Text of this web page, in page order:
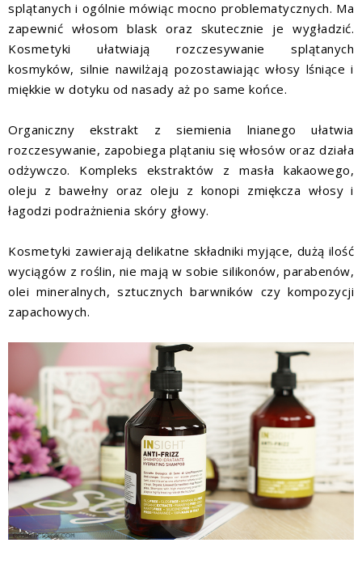
splątanych i ogólnie mówiąc mocno problematycznych. Ma
zapewnić włosom blask oraz skutecznie je wygładzić.
Kosmetyki ułatwiają rozczesywanie splątanych
kosmyków, silnie nawilżają pozostawiając włosy lśniące i
miękkie w dotyku od nasady aż po same końce.
Organiczny ekstrakt z siemienia lnianego ułatwia
rozczesywanie, zapobiega plątaniu się włosów oraz działa
odżywczo. Kompleks ekstraktów z masła kakaowego,
oleju z bawełny oraz oleju z konopi zmiękcza włosy i
łagodzi podrażnienia skóry głowy.
Kosmetyki zawierają delikatne składniki myjące, dużą ilość
wyciągów z roślin, nie mają w sobie silikonów, parabenów,
olei mineralnych, sztucznych barwników czy kompozycji
zapachowych.